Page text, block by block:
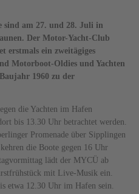
sind am 27. und 28. Juli in
Der Motor-Yacht-Club
erstmals ein zweitägiges
Motorboot-Oldies und Yachten
1960 zu der
die Yachten im Hafen
bis 13.30 Uhr betrachtet werden.
Promenade über Sipplingen
die Boote gegen 16 Uhr
lädt der MYCÜ ab
mit Live-Musik ein.
etwa 12.30 Uhr im Hafen sein.